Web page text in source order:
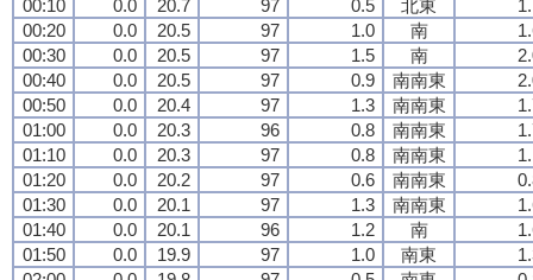
00:10
0.0 20.7 97 0.5 北東
00:20
0.0 20.5 97 1.0 南
00:30
0.0 20.5 97 1.5 南
00:40
0.0 20.5 97 0.9 南南東
00:50
0.0 20.4 97 1.3 南南東
01:00
0.0 20.3 96 0.8 南南東
01:10
0.0 20.3 97 0.8 南南東
01:20
0.0 20.2 97 0.6 南南東
01:30
0.0 20.1 97 1.3 南南東
01:40
0.0 20.1 96 1.2 南
01:50
0.0 19.9 97 1.0 南東